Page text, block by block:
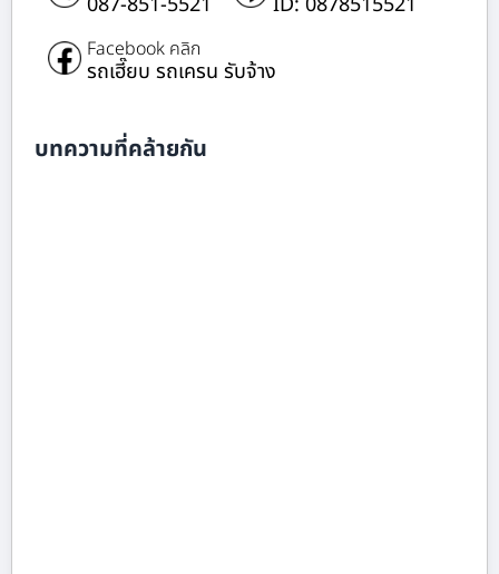
Facebook คลิก
รถเฮี๊ยบ รถเครน รับจ้าง
บทความที่คล้ายกัน